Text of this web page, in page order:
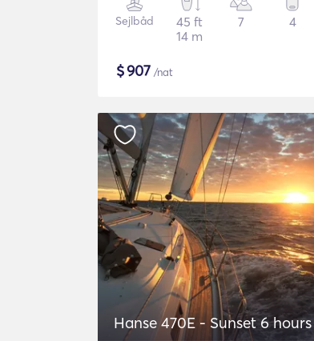
Sejlbåd
45 ft
14 m
7 4
$907 /nat
Hanse 470E - Sunset 6